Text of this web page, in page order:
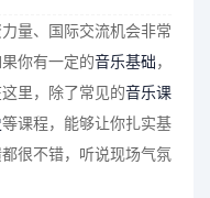
量、国际交流机会非常
你有一定的音乐基础，
里，除了常见的音乐课
等课程，能够让你扎实基
很不错，听说现场气氛